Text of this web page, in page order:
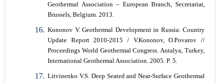
Geothermal Association – European Branch, Secretariat,
Brussels, Belgium. 2013.
Kononov V. Geothermal Development in Russia: Country
Update Report 2010-2015 / V.Kononov, O.Povarov //
Proceedings World Geothermal Congress. Antalya, Turkey,
International Geothermal Association. 2005. P. 5.
Litvinenko V.S. Deep Seated and Near-Surface Geothermal